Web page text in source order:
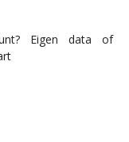
Eigen data of